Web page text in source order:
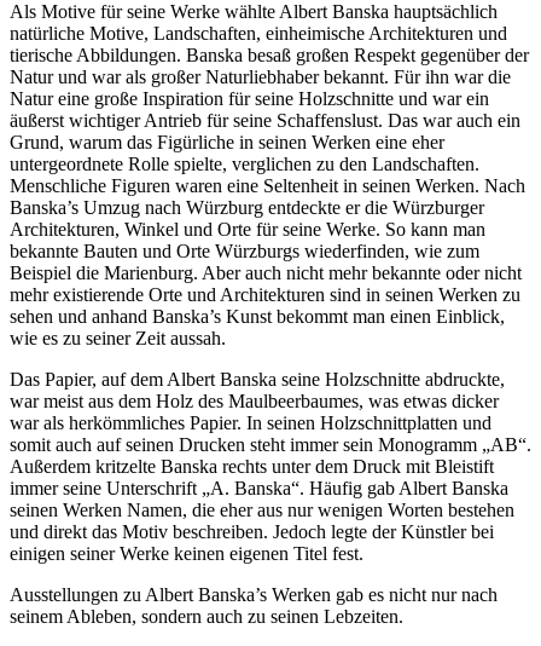
Als Motive für seine Werke wählte Albert Banska hauptsächlich
natürliche Motive, Landschaften, einheimische Architekturen und
tierische Abbildungen. Banska besaß großen Respekt gegenüber der
Natur und war als großer Naturliebhaber bekannt. Für ihn war die
Natur eine große Inspiration für seine Holzschnitte und war ein
äußerst wichtiger Antrieb für seine Schaffenslust. Das war auch ein
Grund, warum das Figürliche in seinen Werken eine eher
untergeordnete Rolle spielte, verglichen zu den Landschaften.
Menschliche Figuren waren eine Seltenheit in seinen Werken. Nach
Banska’s Umzug nach Würzburg entdeckte er die Würzburger
Architekturen, Winkel und Orte für seine Werke. So kann man
bekannte Bauten und Orte Würzburgs wiederfinden, wie zum
Beispiel die Marienburg. Aber auch nicht mehr bekannte oder nicht
mehr existierende Orte und Architekturen sind in seinen Werken zu
sehen und anhand Banska’s Kunst bekommt man einen Einblick,
wie es zu seiner Zeit aussah.
Das Papier, auf dem Albert Banska seine Holzschnitte abdruckte,
war meist aus dem Holz des Maulbeerbaumes, was etwas dicker
war als herkömmliches Papier. In seinen Holzschnittplatten und
somit auch auf seinen Drucken steht immer sein Monogramm „AB“.
Außerdem kritzelte Banska rechts unter dem Druck mit Bleistift
immer seine Unterschrift „A. Banska“. Häufig gab Albert Banska
seinen Werken Namen, die eher aus nur wenigen Worten bestehen
und direkt das Motiv beschreiben. Jedoch legte der Künstler bei
einigen seiner Werke keinen eigenen Titel fest.
Ausstellungen zu Albert Banska’s Werken gab es nicht nur nach
seinem Ableben, sondern auch zu seinen Lebzeiten.